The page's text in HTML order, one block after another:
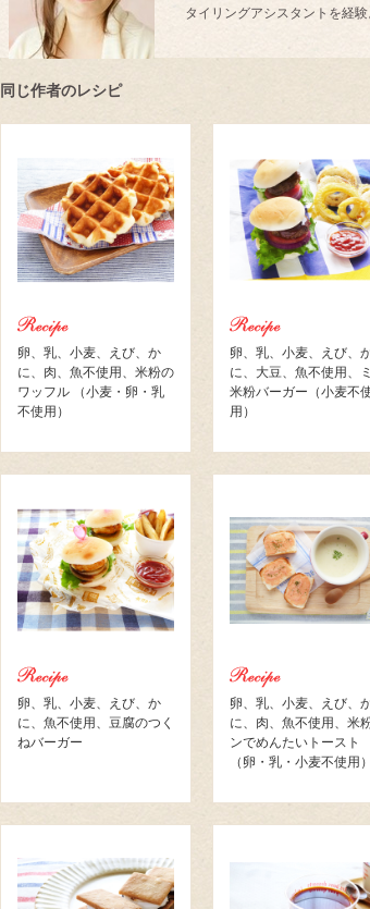
タイリングアシスタントを経
同じ作者のレシピ
卵、乳、小麦、えび、か
に、肉、魚不使用、米粉の
ワッフル （小麦・卵・乳
不使用）
卵、乳、小麦、えび、
に、大豆、魚不使用、
米粉バーガー（小麦不
用）
卵、乳、小麦、えび、か
に、魚不使用、豆腐のつく
ねバーガー
卵、乳、小麦、えび、
に、肉、魚不使用、米
ンでめんたいトースト
（卵・乳・小麦不使用）